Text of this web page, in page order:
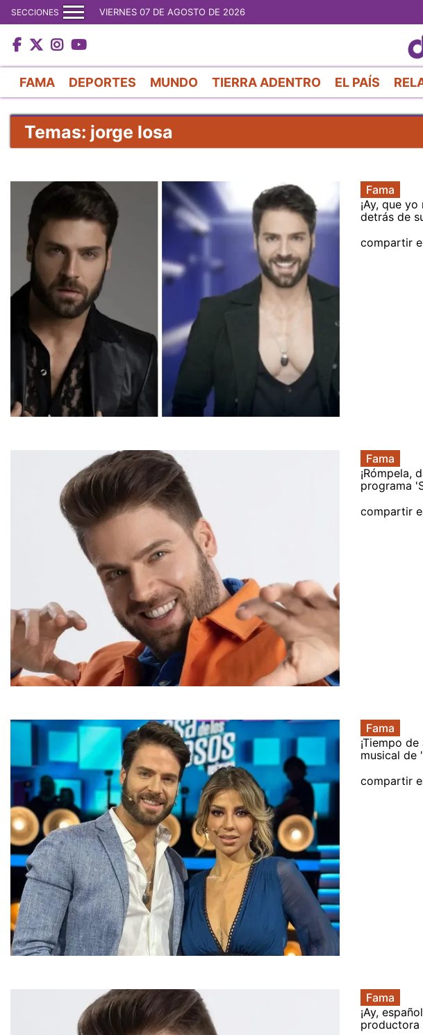
SECCIONES VIERNES 07 DE AGOSTO DE 2026
FAMA DEPORTES MUNDO TIERRA ADENTRO EL PAÍS
Temas: jorge losa
Fama
¡Ay, que
detrás de
compartir
Fama
¡Rómpela,
programa
compartir
Fama
¡Tiempo
musical de
compartir
Fama
¡Ay,
productora